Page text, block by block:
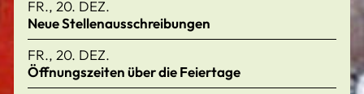
FR., 20. DEZ.
Neue Stellenausschreibungen
FR., 20. DEZ.
Öffnungszeiten über die Feiertage